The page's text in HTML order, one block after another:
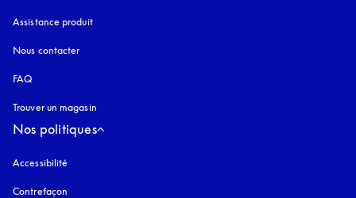
Assistance produit
Nous contacter
FAQ
Trouver un magasin
Nos politiques
Accessibilité
Contrefaçon